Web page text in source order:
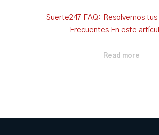
Suerte247 FAQ: Resolvemos tus
Frecuentes En este
Read more